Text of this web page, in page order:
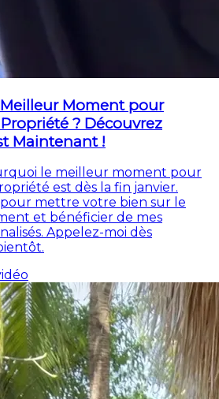
Moment pour
? Découvrez
Maintenant !
le meilleur moment pour
est dès la fin janvier.
mettre votre bien sur le
et bénéficier de mes
Appelez-moi dès